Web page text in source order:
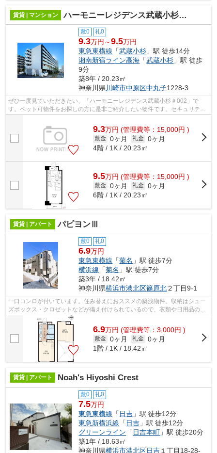
賃貸 | マンション ハーモニーレジデンス武蔵小杉＃002
敷0 礼0
9.3万円～9.5万円
東急東横線 「武蔵小杉 」駅 徒歩14分
湘南新宿ライン高海 「武蔵小杉 」駅 徒歩
9分
築8年 / 20.23㎡
神奈川県川崎市中原区中丸子1228-3
ぜひ一度見ていただきたい、「ハーモニーレジデンス武蔵小杉＃002」で
す。ペット可物件をお探しの方に是非ご紹介したい物件です。セキュリティ
9.3万円 (管理費等：15,000円 )
敷金 0ヶ月 礼金 0ヶ月
4階 / 1K / 20.23㎡
9.5万円 (管理費等：15,000円 )
敷金 0ヶ月 礼金 0ヶ月
6階 / 1K / 20.23㎡
賃貸 | アパート パピヨンⅢ
敷0 礼0
6.9万円
東急東横線 「菊名 」駅 徒歩7分
横浜線 「菊名 」駅 徒歩7分
築3年 / 18.42㎡
神奈川県横浜市港北区篠原北２丁目9-1
一口コンロが付いています。住み替えにおススメの築浅物件。収納はシュー
ズボックス・クロゼットなどが備え付けられているので、衣類や日用品の収
納に重宝します。電車移動の多い方に...
6.9万円 (管理費等：3,000円 )
敷金 0ヶ月 礼金 0ヶ月
1階 / 1K / 18.42㎡
賃貸 | アパート Noah's Hiyoshi Crest
敷0 礼0
7.5万円
東急東横線 「 日吉 」駅 徒歩12分
東急新横浜線 「 日吉 」駅 徒歩12分
グリーンライン 「 日吉本町 」駅 徒歩20分
築1年 / 18.63㎡
神奈川県横浜市港北区日吉 １丁目18-28-